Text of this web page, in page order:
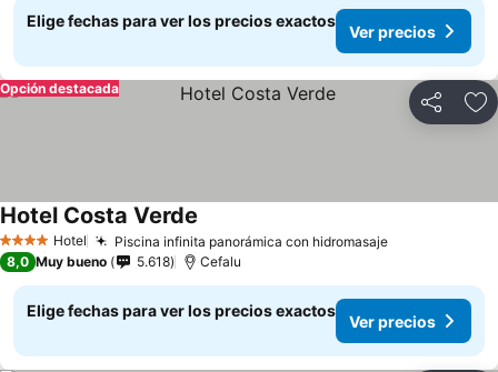
Elige fechas para ver los precios exactos
Ver precios
Compartir
Opción destacada
4 EstrellasHotel Piscina infinita panorámica con hidromasajeVer precios
Hotel Costa Verde
8,0 Muy bueno 5.618 Cefalu
Elige fechas para ver los precios exactos
Ver precios